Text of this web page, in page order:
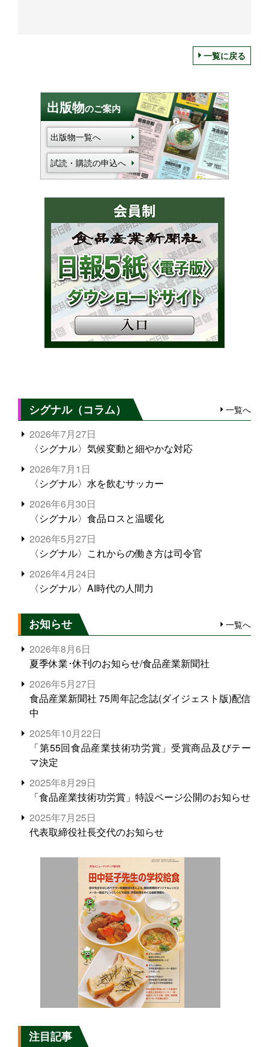
一覧に戻る
出版物のご案内
出版物一覧へ
試読・購読の申込へ
シグナル（コラム） 一覧へ
2026年7月27日
〈シグナル〉気候変動と細やかな対応
2026年7月1日
〈シグナル〉水を飲むサッカー
2026年6月30日
〈シグナル〉食品ロスと温暖化
2026年5月27日
〈シグナル〉これからの働き方は司令官
2026年4月24日
〈シグナル〉AI時代の人間力
お知らせ 一覧へ
2026年8月6日
夏季休業･休刊のお知らせ/食品産業新聞社
2026年5月27日
食品産業新聞社 75周年記念誌(ダイジェスト版)配信
中
2025年10月22日
「第55回食品産業技術功労賞」受賞商品及びテー
マ決定
2025年8月29日
「食品産業技術功労賞」特設ページ公開のお知らせ
2025年7月25日
代表取締役社長交代のお知らせ
注目記事